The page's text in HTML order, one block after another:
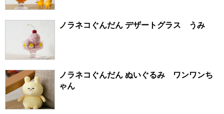
ノラネコぐんだん デザートグラス うみ
ノラネコぐんだん ぬいぐるみ ワンワンち
ゃん